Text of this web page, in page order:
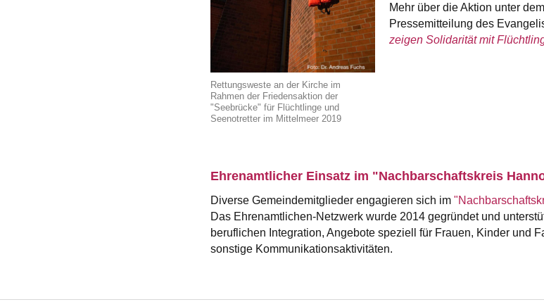
Rettungsweste an der Kirche im
Rahmen der Friedensaktion der
"Seebrücke" für Flüchtlinge und
Seenotretter im Mittelmeer 2019
Mehr über die Aktion unter
Pressemitteilung des
zeigen Solidarität mit
Ehrenamtlicher Einsatz im "Nachbarschaftskreis
Diverse Gemeindemitglieder engagieren sich im
Das Ehrenamtlichen-Netzwerk wurde 2014 gegründet und
beruflichen Integration, Angebote speziell für Frauen, Kinder und
sonstige Kommunikationsaktivitäten.